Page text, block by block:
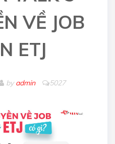
VỀ JOB
ETJ
byadmin 5027